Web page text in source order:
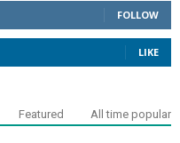
FOLLOW
LIKE
Featured All time popular